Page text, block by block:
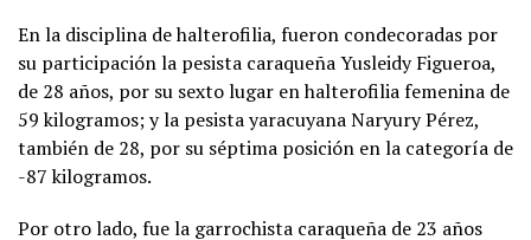
En la disciplina de halterofilia, fueron condecoradas por
su participación la pesista caraqueña Yusleidy Figueroa,
de 28 años, por su sexto lugar en halterofilia femenina de
59 kilogramos; y la pesista yaracuyana Naryury Pérez,
también de 28, por su séptima posición en la categoría de
-87 kilogramos.
Por otro lado, fue la garrochista caraqueña de 23 años